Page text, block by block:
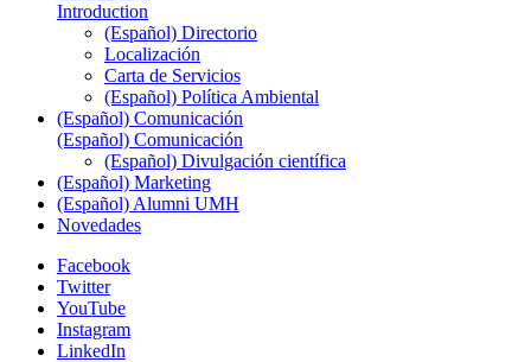
Introduction
(Español) Directorio
Localización
Carta de Servicios
(Español) Política Ambiental
(Español) Comunicación
(Español) Comunicación
(Español) Divulgación científica
(Español) Marketing
(Español) Alumni UMH
Novedades
Facebook
Twitter
YouTube
Instagram
LinkedIn